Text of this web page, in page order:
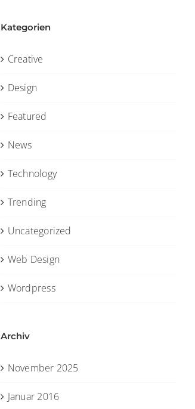
Kategorien
Creative
Design
Featured
News
Technology
Trending
Uncategorized
Web Design
Wordpress
Archiv
November 2025
Januar 2016